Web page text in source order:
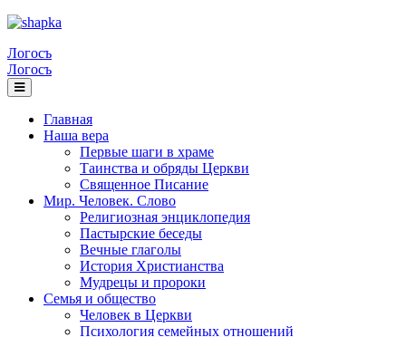
Логосъ
Логосъ
Главная
Наша вера
Первые шаги в храме
Таинства и обряды Церкви
Священное Писание
Мир. Человек. Слово
Религиозная энциклопедия
Пастырские беседы
Вечные глаголы
История Христианства
Мудрецы и пророки
Семья и общество
Человек в Церкви
Психология семейных отношений